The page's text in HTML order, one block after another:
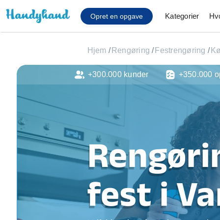
Opret en opgave Kategorier
Affaldsfjernelse
Anlæg af terrasse
Cykel reparation
Flyttehjælp
Gulvlaminering
Hårde hvidevare
Hjælp til mobil, pc,
Installation af ildsted
Møbelsamling og
Ophængning af
Hjem / Rengøring / Festrengøring /
fest i
+300.000 kunder +350.000